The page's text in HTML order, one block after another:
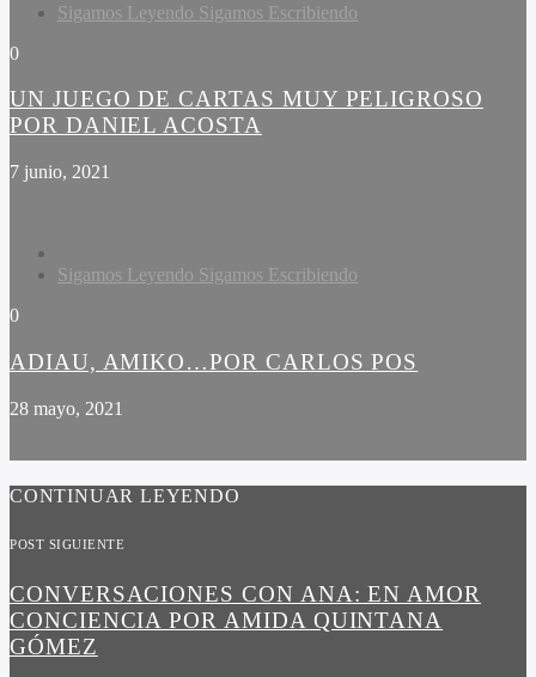
Sigamos Leyendo Sigamos Escribiendo
0
UN JUEGO DE CARTAS MUY PELIGROSO
POR DANIEL ACOSTA
7 junio, 2021
Sigamos Leyendo Sigamos Escribiendo
0
ADIAU, AMIKO…POR CARLOS POS
28 mayo, 2021
CONTINUAR LEYENDO
POST SIGUIENTE
CONVERSACIONES CON ANA: EN AMOR
CONCIENCIA POR AMIDA QUINTANA
GÓMEZ